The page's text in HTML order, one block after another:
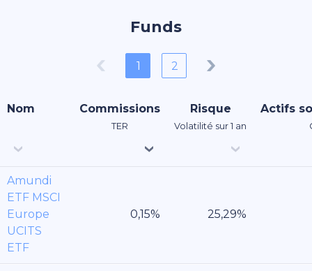
Funds
1 2
Nom Commissions
TER
Risque
Volatilité sur 1 an
Actifs
Amundi
ETF MSCI
Europe
UCITS
ETF